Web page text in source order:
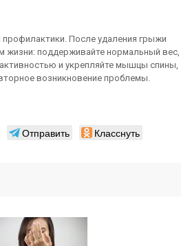
После удаления грыжи
жизни: поддерживайте нормальный вес,
и укрепляйте мышцы спины,
возникновение проблемы.
Отправить Класснуть